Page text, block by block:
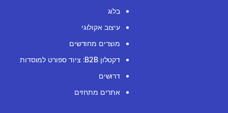
בלוג
עיצוב אקולוגי
מוצרים מחודשים
דקטלון B2B: ציוד ספורט למוסדות
דרושים
אתרים מתחזים